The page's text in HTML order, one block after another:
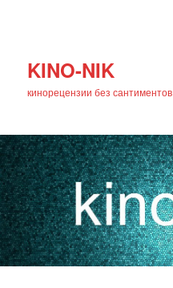
KINO-NIK
кинорецензии без сантиментов